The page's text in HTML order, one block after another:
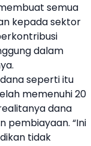
semua
kepada sektor
dalam
seperti itu
memenuhi 20
dana
pembiayaan. “Ini
tidak